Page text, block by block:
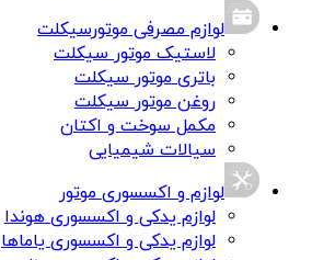
لوازم مصرفی موتورسیکلت
لاستیک موتور سیکلت
باتری موتور سیکلت
روغن موتور سیکلت
مکمل سوخت و اکتان
سیالات شیمیایی
لوازم و اکسسوری موتور
لوازم یدکی و اکسسوری هوندا
لوازم یدکی و اکسسوری یاماها